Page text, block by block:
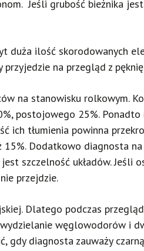
Jeśli grubość bieżnika
duża ilość skorodowanych
na przegląd z
na stanowisku rolkowym.
postojowego 25%.
ich tłumienia powinna
Dodatkowo diagnosta
szczelność układów. Jeśli
przejdzie.
Dlatego podczas
węglowodorów i
diagnosta zauważy